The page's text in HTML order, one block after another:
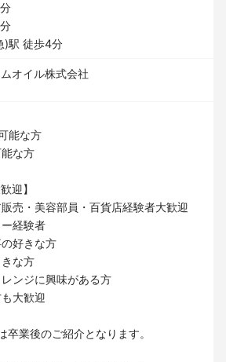
)駅 徒歩4分
オイル株式会社
能な方
な方
迎】
売・美容部員・百貨店経験者大歓迎
経験者
好きな方
な方
ンジに興味がある方
大歓迎
卒業後のご紹介となります。